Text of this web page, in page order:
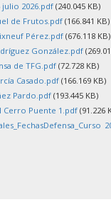
julio 2026.pdf (240.045 KB)
de Frutos.pdf(166.841 KB)
Pérez.pdf (676.118 KB)
González.pdf
de TFG.pdf(72.728 KB)
Casado.pdf(166.169 KB)
Pardo.pdf (193.445 KB)
Cerro Puente 1.pdf (91.226